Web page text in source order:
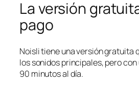
La versión
pago
Noisli tiene una versión gratuita
los sonidos principales, pero
90 minutos al día.